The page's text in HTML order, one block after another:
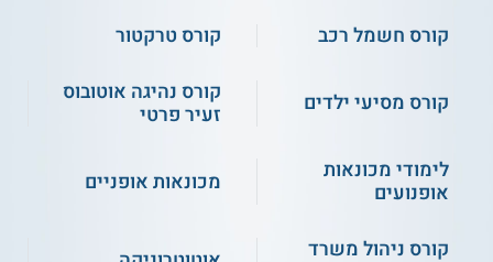
בדיקות ואבחון תקלות
ברכב
מצברים למתח נמוך
מכשור לבדיקת רכב
פגיעות ממתח חשמלי
מנועים חשמליים וזרם
קורס חשמל רכב
קורס טרקטור
קורס מסיעי ילדים
קורס נהיגה אוטובוס
זעיר פרטי
לימודי מכונאות
אופנועים
מכונאות אופניים
קורס ניהול משרד